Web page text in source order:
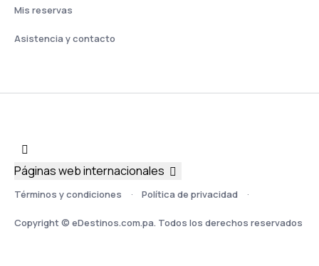
Mis reservas
Asistencia y contacto
Términos y condiciones Política de privacidad
Copyright © eDestinos.com.pa. Todos los derechos reservados
Páginas web internacionales